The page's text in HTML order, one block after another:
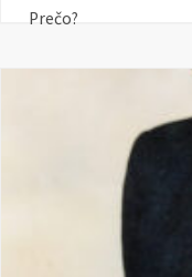
Prečo?